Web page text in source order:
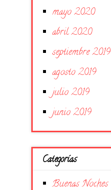
mayo 2020
abril 2020
septiembre 2019
agosto 2019
julio 2019
junio 2019
Categorías
Buenas Noches